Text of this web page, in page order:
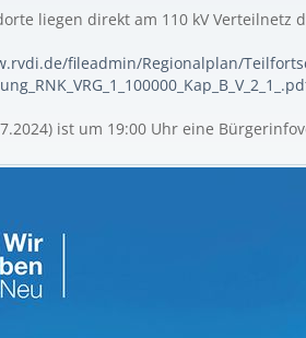
liegen direkt am 110 kV Verteilnetz
fileadmin/Regionalplan/
ist um 19:00 Uhr eine